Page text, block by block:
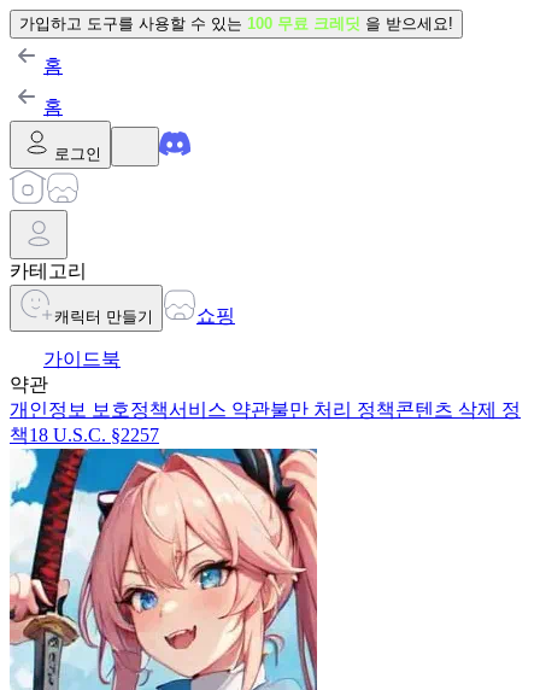
가입하고 도구를 사용할 수 있는 100 무료 크레딧 을 받으세요!
홈
홈
로그인
카테고리
캐릭터 만들기 쇼핑
가이드북
약관
개인정보 보호정책서비스 약관불만 처리 정책콘텐츠 삭제 정
책18 U.S.C. §2257